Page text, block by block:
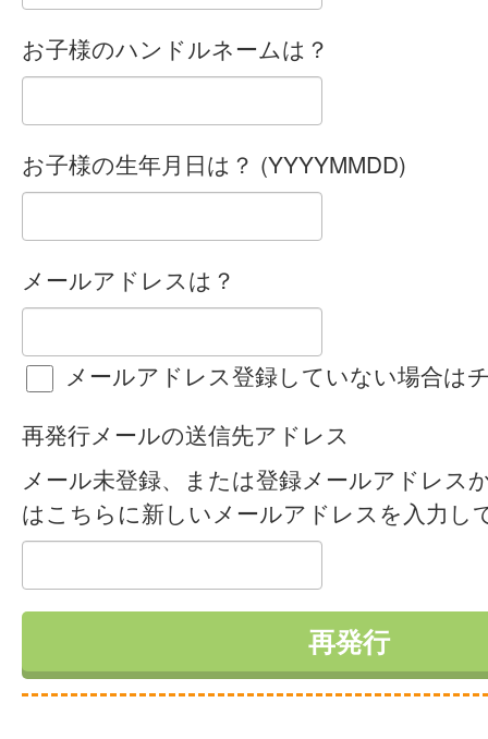
お子様のハンドルネームは？
お子様の生年月日は？ (YYYYMMDD)
メールアドレスは？
メールアドレス登録していない場合は
再発行メールの送信先アドレス
メール未登録、または登録メールアドレス
はこちらに新しいメールアドレスを入力し